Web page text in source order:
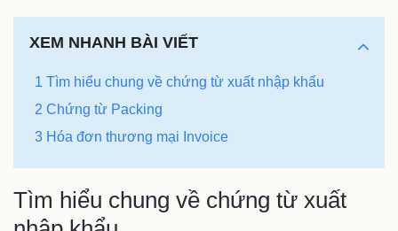
XEM NHANH BÀI VIẾT
1 Tìm hiểu chung về chứng từ xuất nhập khẩu
2 Chứng từ Packing
3 Hóa đơn thương mại Invoice
Tìm hiểu chung về chứng từ xuất